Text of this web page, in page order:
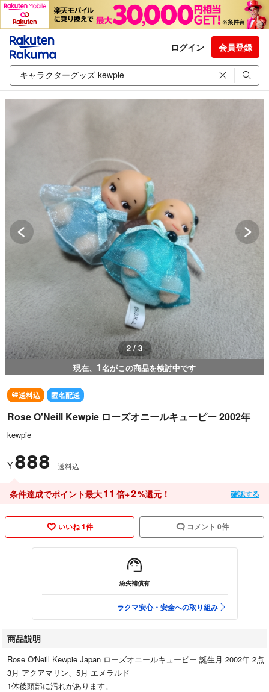
ログイン 会員登録
3 / 3
現在、 1名がこの商品を検討中です
送料込 匿名配送
Rose O'Neill Kewpie ローズオニールキューピー 2002年
kewpie
¥ 888 送料込
条件達成でポイント最大11 倍+2%還元！ 確認する
いいね 1件 コメント 0件
紛失補償有
ラクマ安心・安全への取り組み
商品説明
Rose O'Neill Kewpie Japan ローズオニールキューピー 誕生月 2002年 2点
3月 アクアマリン、5月 エメラルド
1体後頭部に汚れがあります。